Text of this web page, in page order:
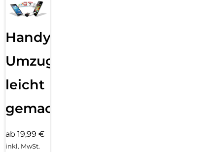
Handy
Umzug
leicht
gemacht!
ab 19,99 €
inkl. MwSt.